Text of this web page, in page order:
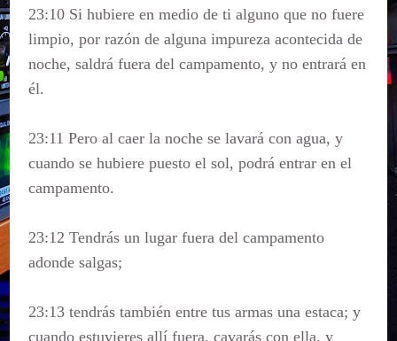
23:10 Si hubiere en medio de ti alguno que no fuere
limpio, por razón de alguna impureza acontecida de
noche, saldrá fuera del campamento, y no entrará en
él.
23:11 Pero al caer la noche se lavará con agua, y
cuando se hubiere puesto el sol, podrá entrar en el
campamento.
23:12 Tendrás un lugar fuera del campamento
adonde salgas;
23:13 tendrás también entre tus armas una estaca; y
cuando estuvieres allí fuera, cavarás con ella, y